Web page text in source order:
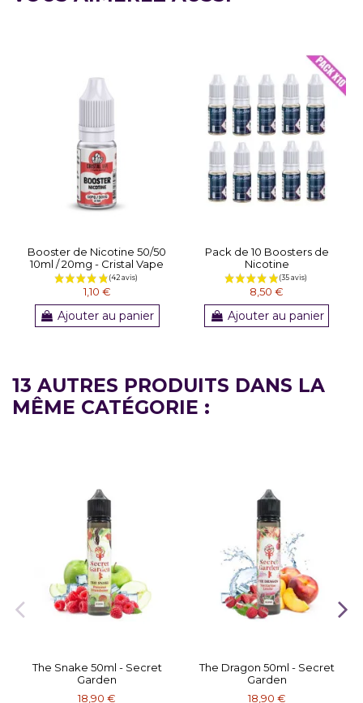
Booster de Nicotine 50/50
10ml / 20mg - Cristal Vape
1,10 €
Ajouter au panier
Pack de 10 Boosters de
Nicotine
8,50 €
Ajouter au panier
13 AUTRES PRODUITS DANS LA
MÊME CATÉGORIE :
The Snake 50ml - Secret
Garden
18,90 €
The Dragon 50ml - Secret
Garden
18,90 €